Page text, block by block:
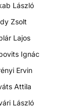
László
Zsolt
Lajos
Ignác
Ervin
Attila
László